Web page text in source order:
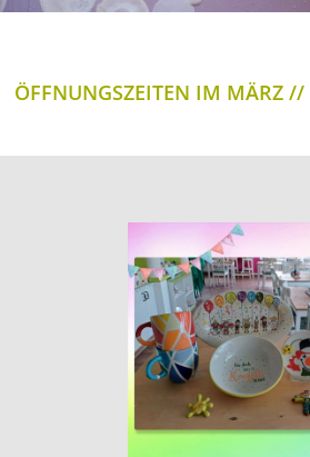
ÖFFNUNGSZEITEN IM MÄRZ